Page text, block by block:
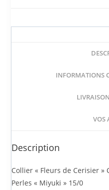
INFORMATIONS
VOS
Description
Collier « Fleurs de Cerisier »
Perles « Miyuki » 15/0